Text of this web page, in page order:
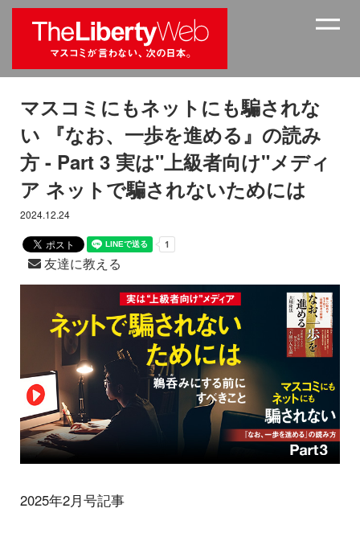
マスコミにもネットにも騙されな
い 『なお、一歩を進める』の読み
方 - Part 3 実は"上級者向け"メディ
ア ネットで騙されないためには
2024.12.24
友達に教える
2025年2月号記事